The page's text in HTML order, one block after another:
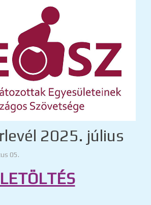
2025. július
05.
LETÖLTÉS